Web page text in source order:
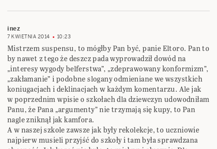
inez
7 KWIETNIA 2014 10:23
Mistrzem suspensu, to mógłby Pan być, panie Eltoro. Pan to
by nawet z tego że deszcz pada wyprowadził dowód na
„interesy wygody belferstwa”, „zdeprawowany konformizm”,
„zakłamanie” i podobne slogany odmieniane we wszystkich
koniugacjach i deklinacjach w każdym komentarzu. Ale jak
w poprzednim wpisie o szkołach dla dziewczyn udowodniłam
Panu, że Pana „argumenty” nie trzymają się kupy, to Pan
nagle zniknął jak kamfora.
A w naszej szkole zawsze jak były rekolekcje, to uczniowie
najpierw musieli przyjść do szkoły i tam była sprawdzana